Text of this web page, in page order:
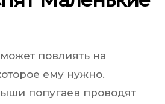
повлиять на
ему нужно.
попугаев проводят